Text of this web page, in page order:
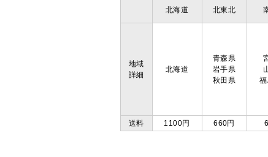
北海道 北東北
地域
詳細
北海道
青森県
岩手県
秋田県
送料 1100円 660円